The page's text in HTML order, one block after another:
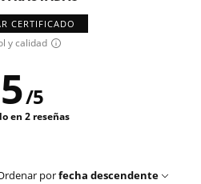
CERTIFICADO
y calidad
5/5
en 2 reseñas
porfecha descendente